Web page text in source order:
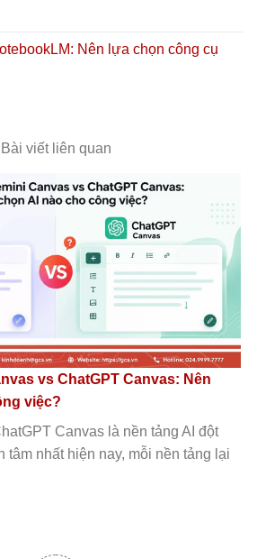
Nên lựa chọn công cụ
Bài viết liên quan
vs ChatGPT Canvas: Nên
việc?
Canvas là nền tảng AI đột
tâm nhất hiện nay, mỗi nền tảng lại